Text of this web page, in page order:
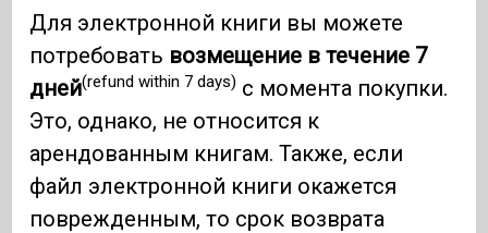
Для электронной книги вы можете
потребовать возмещение в течение 7
дней(refund within 7 days) с момента покупки.
Это, однако, не относится к
арендованным книгам. Также, если
файл электронной книги окажется
поврежденным, то срок возврата